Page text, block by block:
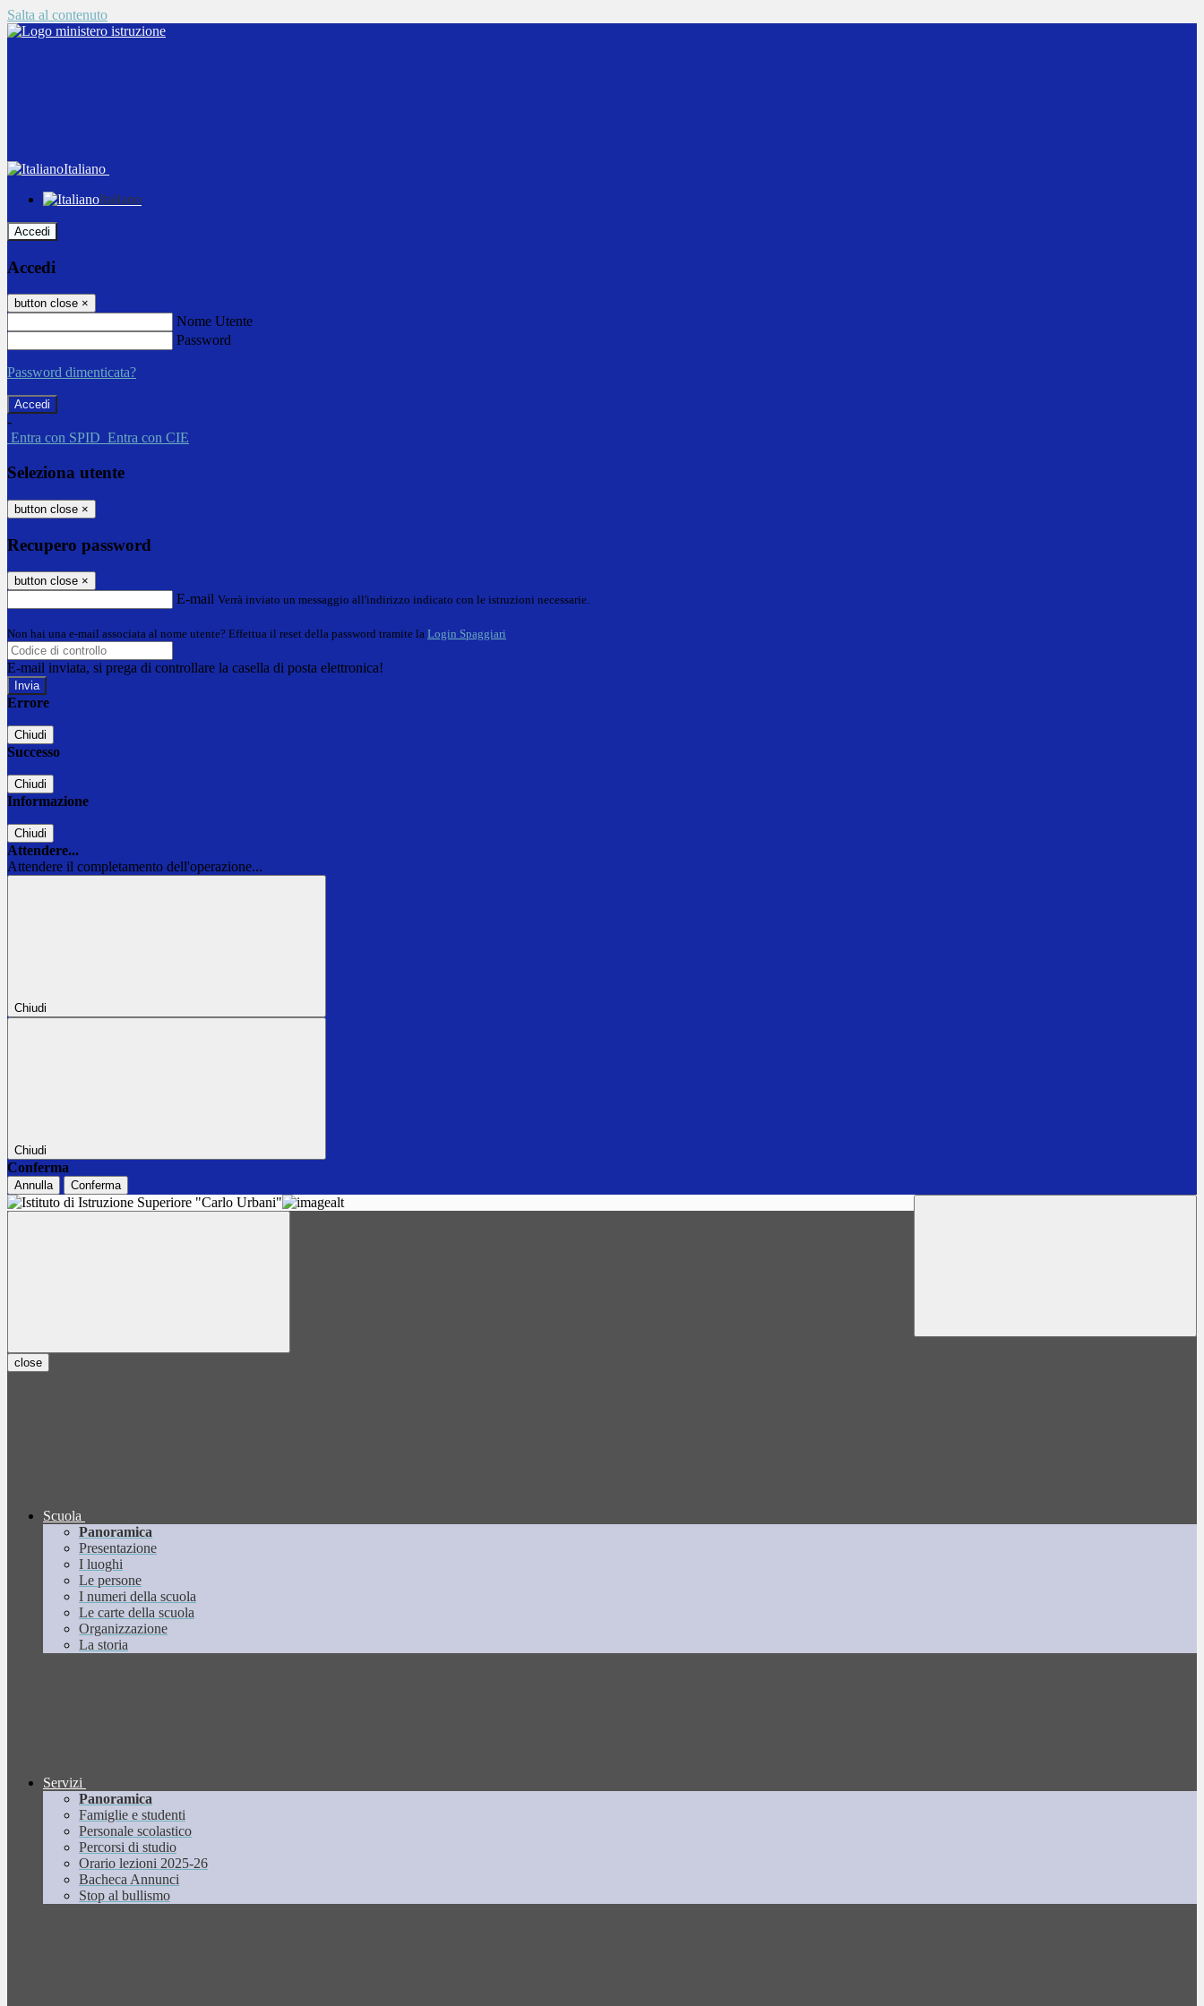
Salta al contenuto
Italiano
Italiano
Accedi
Accedi
button close ×
Nome Utente
Password
Password dimenticata?
-
Entra con SPID Entra con CIE
Seleziona utente
button close ×
Recupero password
button close ×
E-mail Verrà inviato un messaggio all'indirizzo indicato con le istruzioni necessarie.
Non hai una e-mail associata al nome utente? Effettua il reset della password tramite la Login Spaggiari
E-mail inviata, si prega di controllare la casella di posta elettronica!
Errore
Chiudi
Successo
Chiudi
Informazione
Chiudi
Attendere...
Attendere il completamento dell'operazione...
Chiudi
Chiudi
Conferma
Annulla Conferma
close
Scuola
Panoramica
Presentazione
I luoghi
Le persone
I numeri della scuola
Le carte della scuola
Organizzazione
La storia
Servizi
Panoramica
Famiglie e studenti
Personale scolastico
Percorsi di studio
Orario lezioni 2025-26
Bacheca Annunci
Stop al bullismo